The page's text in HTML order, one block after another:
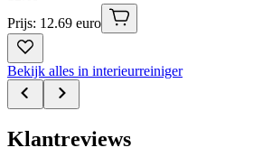
Prijs: 12.69 euro
Bekijk alles in interieurreiniger
Klantreviews